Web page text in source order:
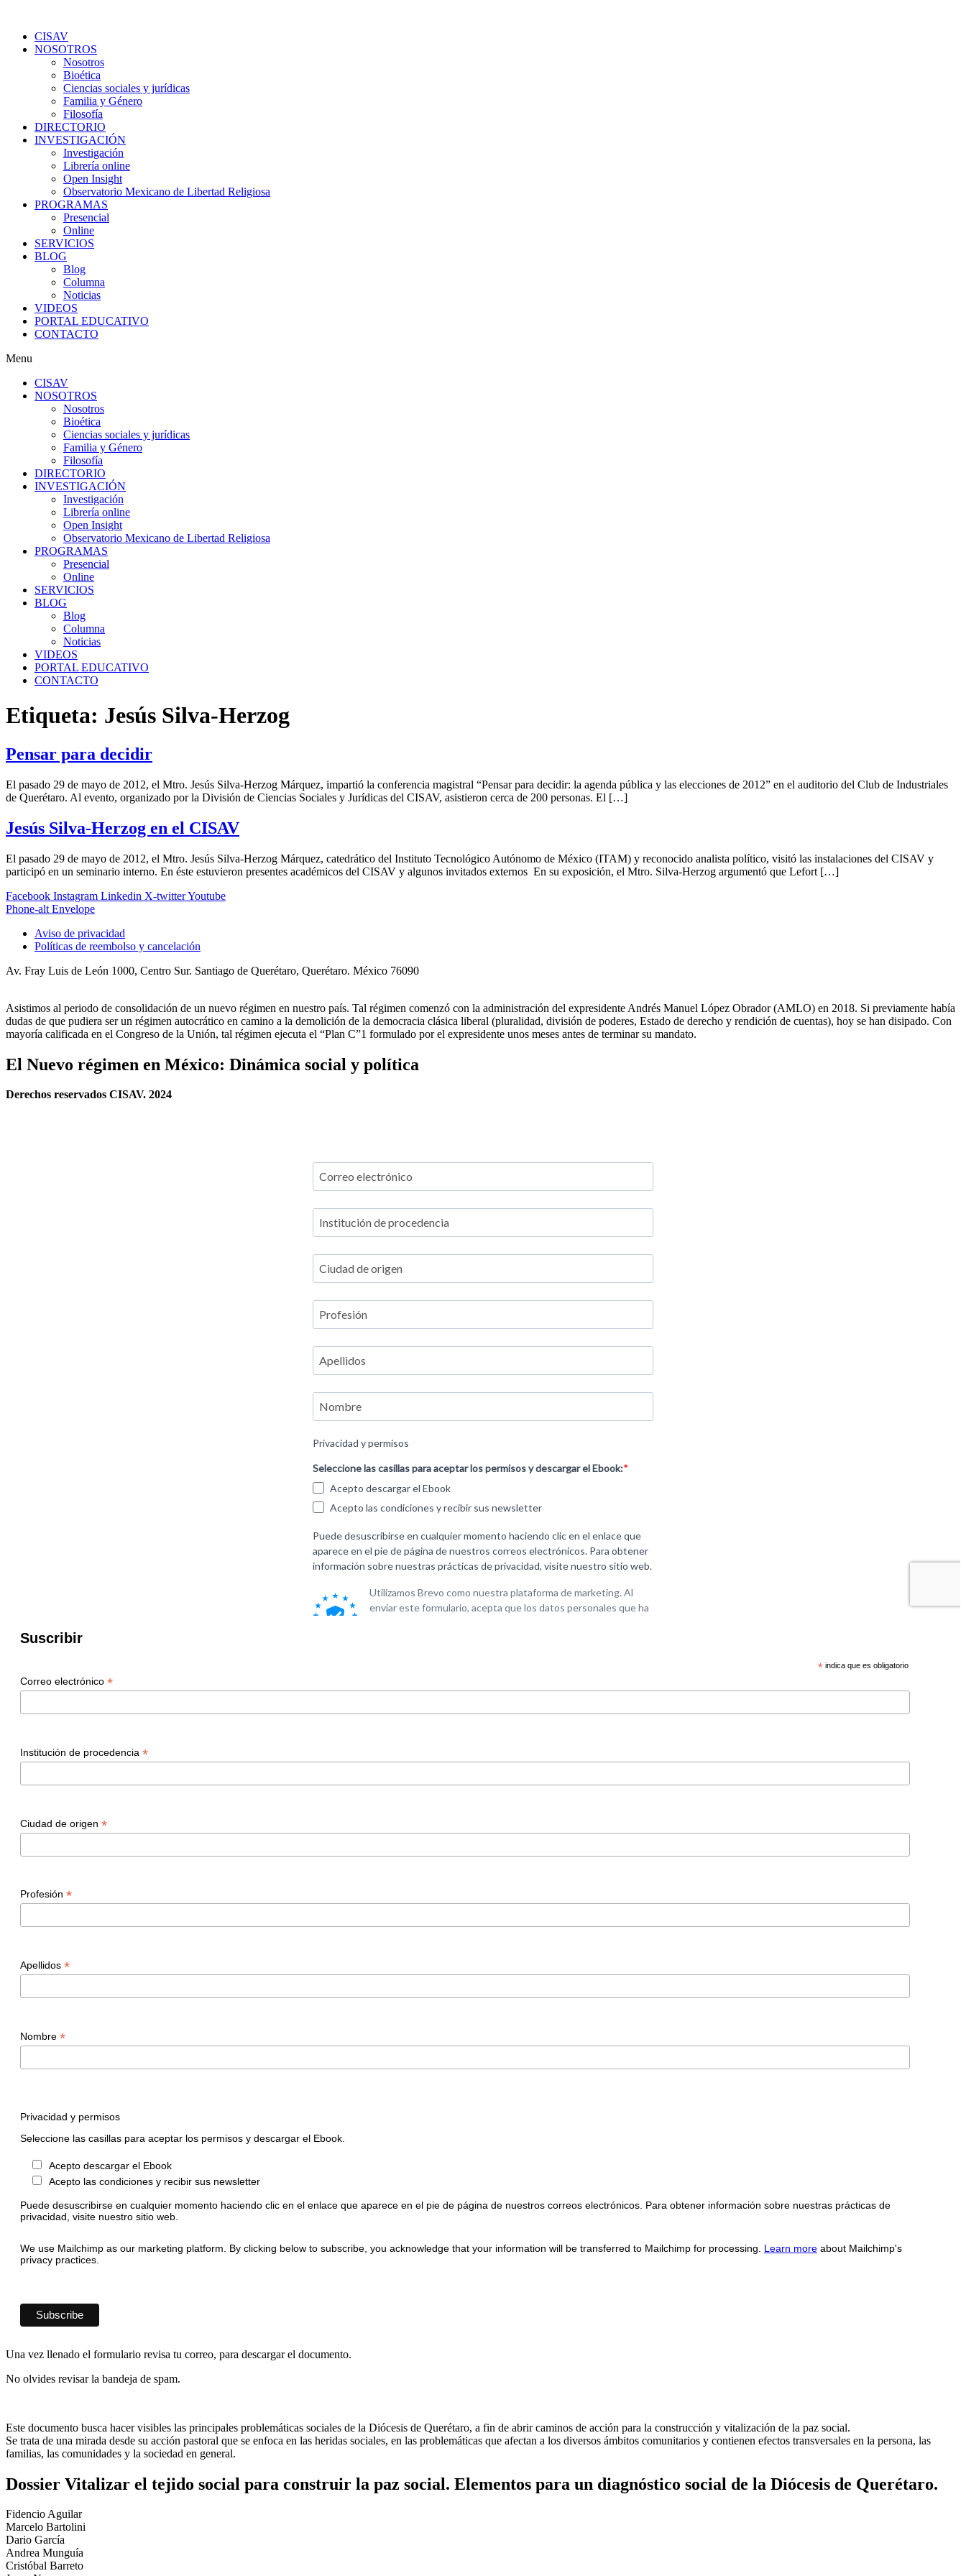
contenidoCISAV
NOSOTROS
Nosotros
Bioética
Ciencias sociales y jurídicas
Familia y Género
Filosofía
DIRECTORIO
INVESTIGACIÓN
Investigación
Librería online
Open Insight
Observatorio Mexicano de Libertad Religiosa
PROGRAMAS
Presencial
Online
SERVICIOS
BLOG
Blog
Columna
Noticias
VIDEOS
PORTAL EDUCATIVO
CONTACTO
Menu
CISAV
NOSOTROS
Nosotros
Bioética
Ciencias sociales y jurídicas
Familia y Género
Filosofía
DIRECTORIO
INVESTIGACIÓN
Investigación
Librería online
Open Insight
Observatorio Mexicano de Libertad Religiosa
PROGRAMAS
Presencial
Online
SERVICIOS
BLOG
Blog
Columna
Noticias
VIDEOS
PORTAL EDUCATIVO
CONTACTO
Etiqueta: Jesús Silva-Herzog
Pensar para decidir
El pasado 29 de mayo de 2012, el Mtro. Jesús Silva-Herzog Márquez, impartió la conferencia magistral “Pensar para decidir: la agenda pública y las elecciones de 2012” en el auditorio del Club de Industriales
de Querétaro. Al evento, organizado por la División de Ciencias Sociales y Jurídicas del CISAV, asistieron cerca de 200 personas. El […]
Jesús Silva-Herzog en el CISAV
El pasado 29 de mayo de 2012, el Mtro. Jesús Silva-Herzog Márquez, catedrático del Instituto Tecnológico Autónomo de México (ITAM) y reconocido analista político, visitó las instalaciones del CISAV y
participó en un seminario interno. En éste estuvieron presentes académicos del CISAV y algunos invitados externos En su exposición, el Mtro. Silva-Herzog argumentó que Lefort […]
Facebook Instagram Linkedin X-twitterYoutube
Phone-alt Envelope
Aviso de privacidad
Políticas de reembolso y cancelación
Av. Fray Luis de León 1000, Centro Sur. Santiago de Querétaro, Querétaro. México 76090
Asistimos al periodo de consolidación de un nuevo régimen en nuestro país. Tal régimen comenzó con la administración del expresidente Andrés Manuel López Obrador (AMLO) en 2018. Si previamente había
dudas de que pudiera ser un régimen autocrático en camino a la demolición de la democracia clásica liberal (pluralidad, división de poderes, Estado de derecho y rendición de cuentas), hoy se han disipado. Con
mayoría calificada en el Congreso de la Unión, tal régimen ejecuta el “Plan C”1 formulado por el expresidente unos meses antes de terminar su mandato.
El Nuevo régimen en México: Dinámica social y política
Derechos reservados CISAV. 2024
Suscribir
* indica que es obligatorio
Correo electrónico *
Institución de procedencia *
Ciudad de origen *
Profesión *
Apellidos *
Nombre *
Privacidad y permisos
Seleccione las casillas para aceptar los permisos y descargar el Ebook.
Acepto descargar el Ebook
Acepto las condiciones y recibir sus newsletter
Puede desuscribirse en cualquier momento haciendo clic en el enlace que aparece en el pie de página de nuestros correos electrónicos. Para obtener información sobre nuestras prácticas de
privacidad, visite nuestro sitio web.
We use Mailchimp as our marketing platform. By clicking below to subscribe, you acknowledge that your information will be transferred to Mailchimp for processing. Learn more about Mailchimp's
privacy practices.
Una vez llenado el formulario revisa tu correo, para descargar el documento.
No olvides revisar la bandeja de spam.
Este documento busca hacer visibles las principales problemáticas sociales de la Diócesis de Querétaro, a fin de abrir caminos de acción para la construcción y vitalización de la paz social.
Se trata de una mirada desde su acción pastoral que se enfoca en las heridas sociales, en las problemáticas que afectan a los diversos ámbitos comunitarios y contienen efectos transversales en la persona, las
familias, las comunidades y la sociedad en general.
Dossier Vitalizar el tejido social para construir la paz social. Elementos para un diagnóstico social de la Diócesis de Querétaro.
Fidencio Aguilar
Marcelo Bartolini
Dario García
Andrea Munguía
Cristóbal Barreto